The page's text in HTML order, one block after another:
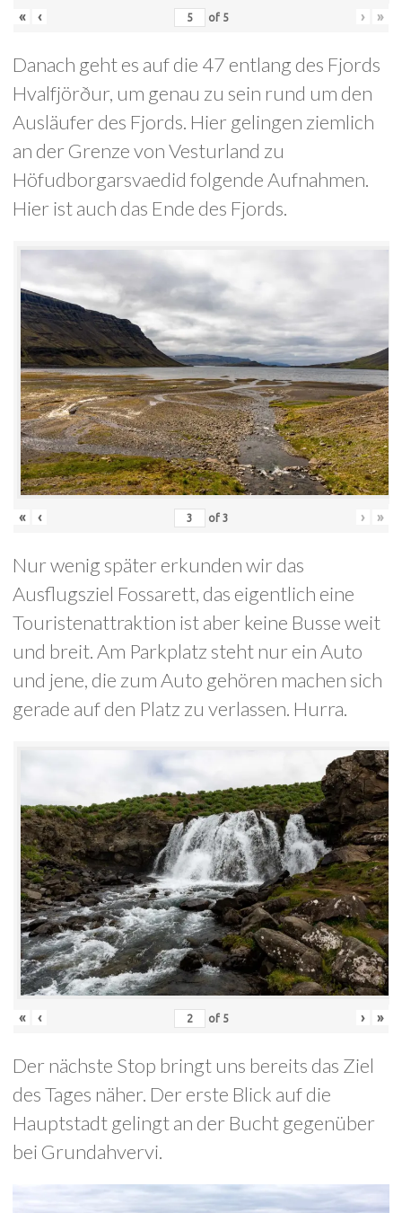
« ‹ of 5 › »
Danach geht es auf die 47 entlang des Fjords
Hvalfjörður, um genau zu sein rund um den
Ausläufer des Fjords. Hier gelingen ziemlich
an der Grenze von Vesturland zu
Höfudborgarsvaedid folgende Aufnahmen.
Hier ist auch das Ende des Fjords.
« ‹ of 3 › »
Nur wenig später erkunden wir das
Ausflugsziel Fossarett, das eigentlich eine
Touristenattraktion ist aber keine Busse weit
und breit. Am Parkplatz steht nur ein Auto
und jene, die zum Auto gehören machen sich
gerade auf den Platz zu verlassen. Hurra.
« ‹ of 5 › »
Der nächste Stop bringt uns bereits das Ziel
des Tages näher. Der erste Blick auf die
Hauptstadt gelingt an der Bucht gegenüber
bei Grundahvervi.